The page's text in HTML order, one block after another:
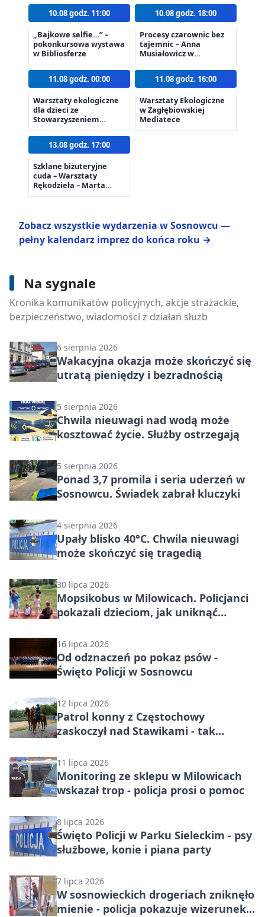
10.08 godz. 11:00
„Bajkowe selfie…” –
pokonkursowa wystawa
w Bibliosferze
10.08 godz. 18:00
Procesy czarownic bez
tajemnic – Anna
Musiałowicz w
Zagłębiowskiej
Mediatece
11.08 godz. 00:00
Warsztaty ekologiczne
dla dzieci ze
Stowarzyszeniem
Ziemia i My Centrum
Edukacji Ekologicznej
11.08 godz. 16:00
Warsztaty Ekologiczne
w Zagłębiowskiej
Mediatece
13.08 godz. 17:00
Szklane biżuteryjne
cuda – Warsztaty
Rękodzieła – Marta
Jędras w Mediatece
Zobacz wszystkie wydarzenia w Sosnowcu —
pełny kalendarz imprez do końca roku →
Na sygnale
Kronika komunikatów policyjnych, akcje strażackie,
bezpieczeństwo, wiadomości z działań służb
6 sierpnia 2026
Przed wyjazdem sprawdź cztery
rzeczy, które mogą uratować podróż
6 sierpnia 2026
Wakacyjna okazja może skończyć się
utratą pieniędzy i bezradnością
5 sierpnia 2026
Chwila nieuwagi nad wodą może
kosztować życie. Służby ostrzegają
5 sierpnia 2026
Ponad 3,7 promila i seria uderzeń w
Sosnowcu. Świadek zabrał kluczyki
4 sierpnia 2026
Upały blisko 40°C. Chwila nieuwagi
może skończyć się tragedią
30 lipca 2026
Mopsikobus w Milowicach. Policjanci
pokazali dzieciom, jak uniknąć
16 lipca 2026
Od odznaczeń po pokaz psów -
Święto Policji w Sosnowcu
12 lipca 2026
Patrol konny z Częstochowy
zaskoczył nad Stawikami - tak
11 lipca 2026
Monitoring ze sklepu w Milowicach
wskazał trop - policja prosi o pomoc
8 lipca 2026
Święto Policji w Parku Sieleckim - psy
służbowe, konie i piana party
7 lipca 2026
W sosnowieckich drogeriach zniknęło
mienie - policja pokazuje wizerunek